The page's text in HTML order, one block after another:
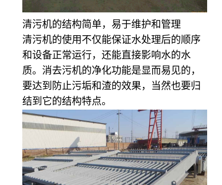
清污机的结构简单，易于维护和管理
清污机的使用不仅能保证水处理后的顺序
和设备正常运行，还能直接影响水的水
质。消去污机的净化功能是显而易见的，
要达到防止污垢和渣的效果，当然也要归
结到它的结构特点。